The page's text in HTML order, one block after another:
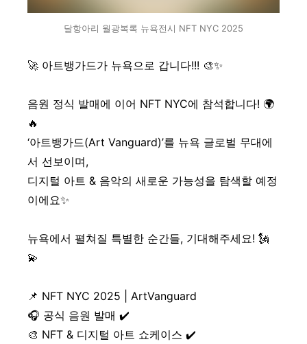
달항아리 월광복록 뉴욕전시 NFT NYC 2025
🚀 아트뱅가드가 뉴욕으로 갑니다!!! 🎨✨
음원 정식 발매에 이어 NFT NYC에 참석합니다! 🌍
🔥
‘아트뱅가드(Art Vanguard)’를 뉴욕 글로벌 무대에
서 선보이며,
디지털 아트 & 음악의 새로운 가능성을 탐색할 예정
이에요✨
뉴욕에서 펼쳐질 특별한 순간들, 기대해주세요! 🗽
💫
📌 NFT NYC 2025 | ArtVanguard
🎧 공식 음원 발매 ✔️
🎨 NFT & 디지털 아트 쇼케이스 ✔️